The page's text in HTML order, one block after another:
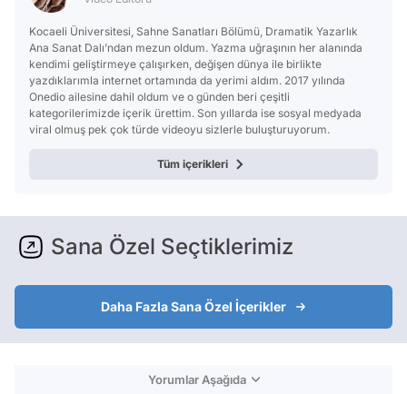
Kocaeli Üniversitesi, Sahne Sanatları Bölümü, Dramatik Yazarlık
Ana Sanat Dalı’ndan mezun oldum. Yazma uğraşının her alanında
kendimi geliştirmeye çalışırken, değişen dünya ile birlikte
yazdıklarımla internet ortamında da yerimi aldım. 2017 yılında
Onedio ailesine dahil oldum ve o günden beri çeşitli
kategorilerimizde içerik ürettim. Son yıllarda ise sosyal medyada
viral olmuş pek çok türde videoyu sizlerle buluşturuyorum.
Tüm içerikleri
Sana Özel Seçtiklerimiz
Daha Fazla Sana Özel İçerikler
Yorumlar Aşağıda